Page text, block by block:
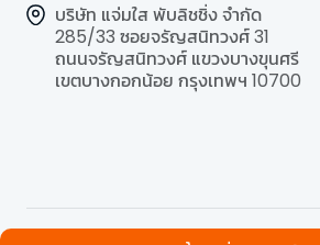
บริษัท แจ่มใส พับลิชชิ่ง จำกัด
285/33 ซอยจรัญสนิทวงศ์ 31
ถนนจรัญสนิทวงศ์ แขวงบางขุนศรี
เขตบางกอกน้อย กรุงเทพฯ 10700